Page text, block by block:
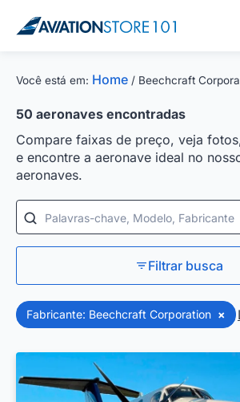
Você está em: Home / Beechcraft
50 aeronaves encontradas
Compare faixas de preço, veja
e encontre a aeronave ideal no
aeronaves.
Palavras-chave, Modelo, Fabricante
Filtrar busca
Fabricante: Beechcraft Corporation ×